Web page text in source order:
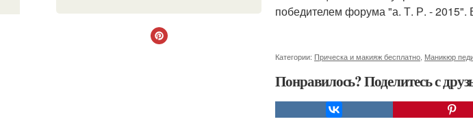
победителем форума "а. Т. Р. - 2015".
Категории: Прическа и макияж бесплатно Маникюр
Понравилось? Поделитесь с